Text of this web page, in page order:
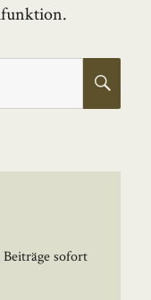
Beiträge sofort